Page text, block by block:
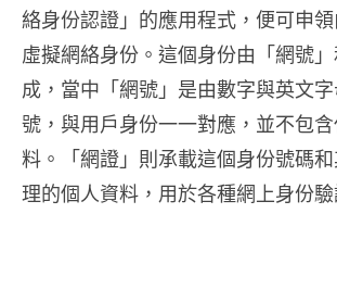
絡身份認證」的應用程式，便可申
虛擬網絡身份。這個身份由「網號
成，當中「網號」是由數字與英文
號，與用戶身份一一對應，並不包
料。「網證」則承載這個身份號碼
理的個人資料，用於各種網上身份驗